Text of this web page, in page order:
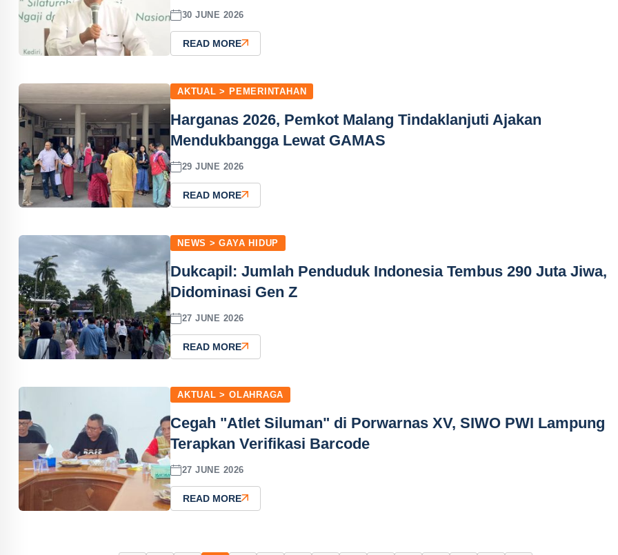
30 JUNE 2026
READ MORE
AKTUAL > PEMERINTAHAN
Harganas 2026, Pemkot Malang Tindaklanjuti Ajakan
Mendukbangga Lewat GAMAS
29 JUNE 2026
READ MORE
NEWS > GAYA HIDUP
Dukcapil: Jumlah Penduduk Indonesia Tembus 290 Juta Jiwa,
Didominasi Gen Z
27 JUNE 2026
READ MORE
AKTUAL > OLAHRAGA
Cegah "Atlet Siluman" di Porwarnas XV, SIWO PWI Lampung
Terapkan Verifikasi Barcode
27 JUNE 2026
READ MORE